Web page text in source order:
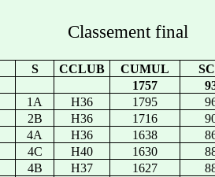
Classement final
S CCLUB CUMUL
1757
1A H36 1795
2B H36 1716
4A H36 1638
4C H40 1630
4B H37 1627